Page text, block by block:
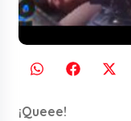
¡Queee!